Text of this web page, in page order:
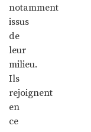
notamment
issus
de
leur
milieu.
Ils
rejoignent
en
ce